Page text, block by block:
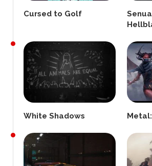
Cursed to Golf
White Shadows